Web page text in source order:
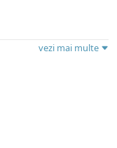
vezi mai multe